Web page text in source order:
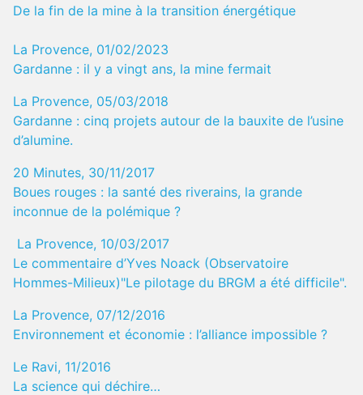
De la fin de la mine à la transition énergétique
La Provence, 01/02/2023
Gardanne : il y a vingt ans, la mine fermait
La Provence, 05/03/2018
Gardanne : cinq projets autour de la bauxite de l’usine
d’alumine.
20 Minutes, 30/11/2017
Boues rouges : la santé des riverains, la grande
inconnue de la polémique ?
La Provence, 10/03/2017
Le commentaire d’Yves Noack (Observatoire
Hommes-Milieux)"Le pilotage du BRGM a été difficile".
La Provence, 07/12/2016
Environnement et économie : l’alliance impossible ?
Le Ravi, 11/2016
La science qui déchire…